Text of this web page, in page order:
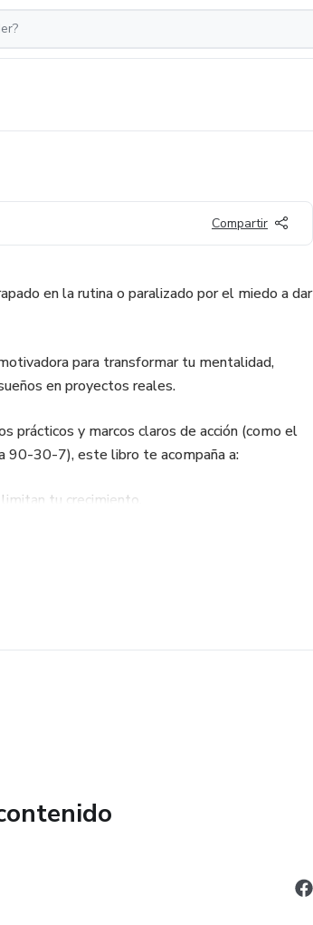
Compartir
en la rutina o paralizado por el miedo a dar
para transformar tu mentalidad,
en proyectos reales.
prácticos y marcos claros de acción (como el
90-30-7), este libro te acompaña a:
tu crecimiento.